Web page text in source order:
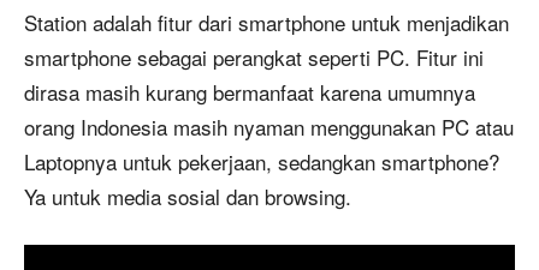
Station adalah fitur dari smartphone untuk menjadikan
smartphone sebagai perangkat seperti PC. Fitur ini
dirasa masih kurang bermanfaat karena umumnya
orang Indonesia masih nyaman menggunakan PC atau
Laptopnya untuk pekerjaan, sedangkan smartphone?
Ya untuk media sosial dan browsing.